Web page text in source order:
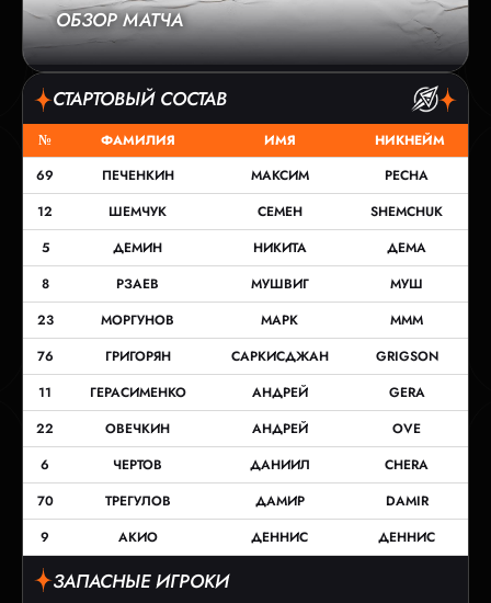
ОБЗОР МАТЧА
СТАРТОВЫЙ СОСТАВ
№ ФАМИЛИЯ ИМЯ
НИКНЕЙМ
69
ПЕЧЕНКИН МАКСИМ
PECHA
12
ШЕМЧУК СЕМЕН
SHEMCHUK
5
ДЕМИН НИКИТА
ДЕМА
8
РЗАЕВ МУШВИГ
МУШ
23
МОРГУНОВ МАРК
МММ
76
ГРИГОРЯН САРКИСДЖАН
GRIGSON
11
ГЕРАСИМЕНКО АНДРЕЙ
GERA
22
ОВЕЧКИН АНДРЕЙ
OVE
6
ЧЕРТОВ ДАНИИЛ
CHERA
70
ТРЕГУЛОВ ДАМИР
DAMIR
9
АКИО ДЕННИС ДЕННИС
ЗАПАСНЫЕ ИГРОКИ